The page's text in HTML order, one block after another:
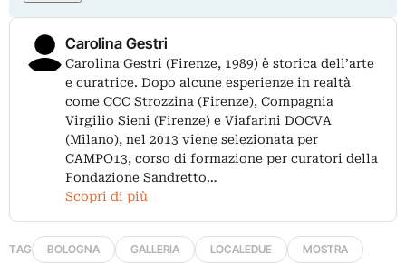
Carolina Gestri
Carolina Gestri (Firenze, 1989) è storica dell’arte
e curatrice. Dopo alcune esperienze in realtà
come CCC Strozzina (Firenze), Compagnia
Virgilio Sieni (Firenze) e Viafarini DOCVA
(Milano), nel 2013 viene selezionata per
CAMPO13, corso di formazione per curatori della
Fondazione Sandretto…
Scopri di più
TAG BOLOGNA GALLERIA LOCALEDUE MOSTRA